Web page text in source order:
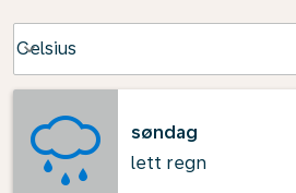
Celsius
keyboard_arrow_down
søndag
lett regn